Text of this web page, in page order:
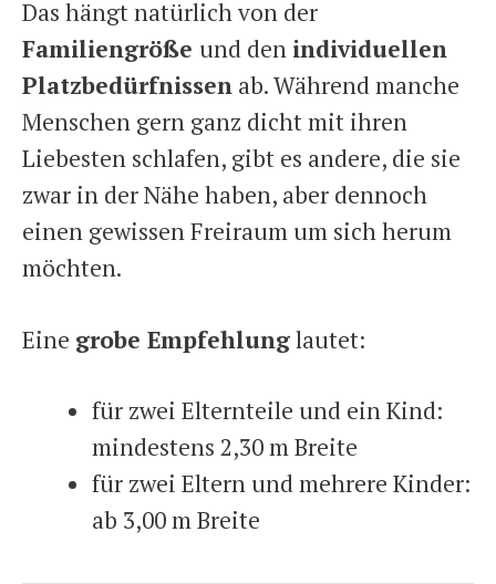
Das hängt natürlich von der
Familiengröße und den individuellen
Platzbedürfnissen ab. Während manche
Menschen gern ganz dicht mit ihren
Liebesten schlafen, gibt es andere, die sie
zwar in der Nähe haben, aber dennoch
einen gewissen Freiraum um sich herum
möchten.
Eine grobe Empfehlunglautet:
für zwei Elternteile und ein Kind:
mindestens 2,30 m Breite
für zwei Eltern und mehrere Kinder:
ab 3,00 m Breite